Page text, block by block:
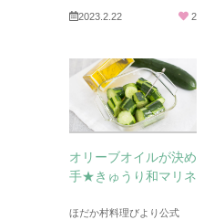
2023.2.22 2
オリーブオイルが決め
手★きゅうり和マリネ
ほだか村料理びより公式